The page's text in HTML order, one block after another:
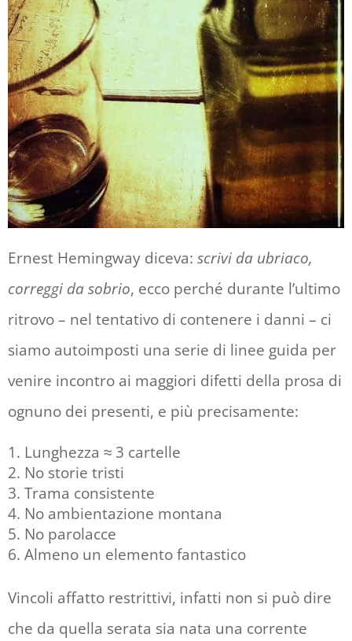
Ernest Hemingway diceva: scrivi da ubriaco,
correggi da sobrio, ecco perché durante l’ultimo
ritrovo – nel tentativo di contenere i danni – ci
siamo autoimposti una serie di linee guida per
venire incontro ai maggiori difetti della prosa di
ognuno dei presenti, e più precisamente:
Lunghezza ≈ 3 cartelle
No storie tristi
Trama consistente
No ambientazione montana
No parolacce
Almeno un elemento fantastico
Vincoli affatto restrittivi, infatti non si può dire
che da quella serata sia nata una corrente